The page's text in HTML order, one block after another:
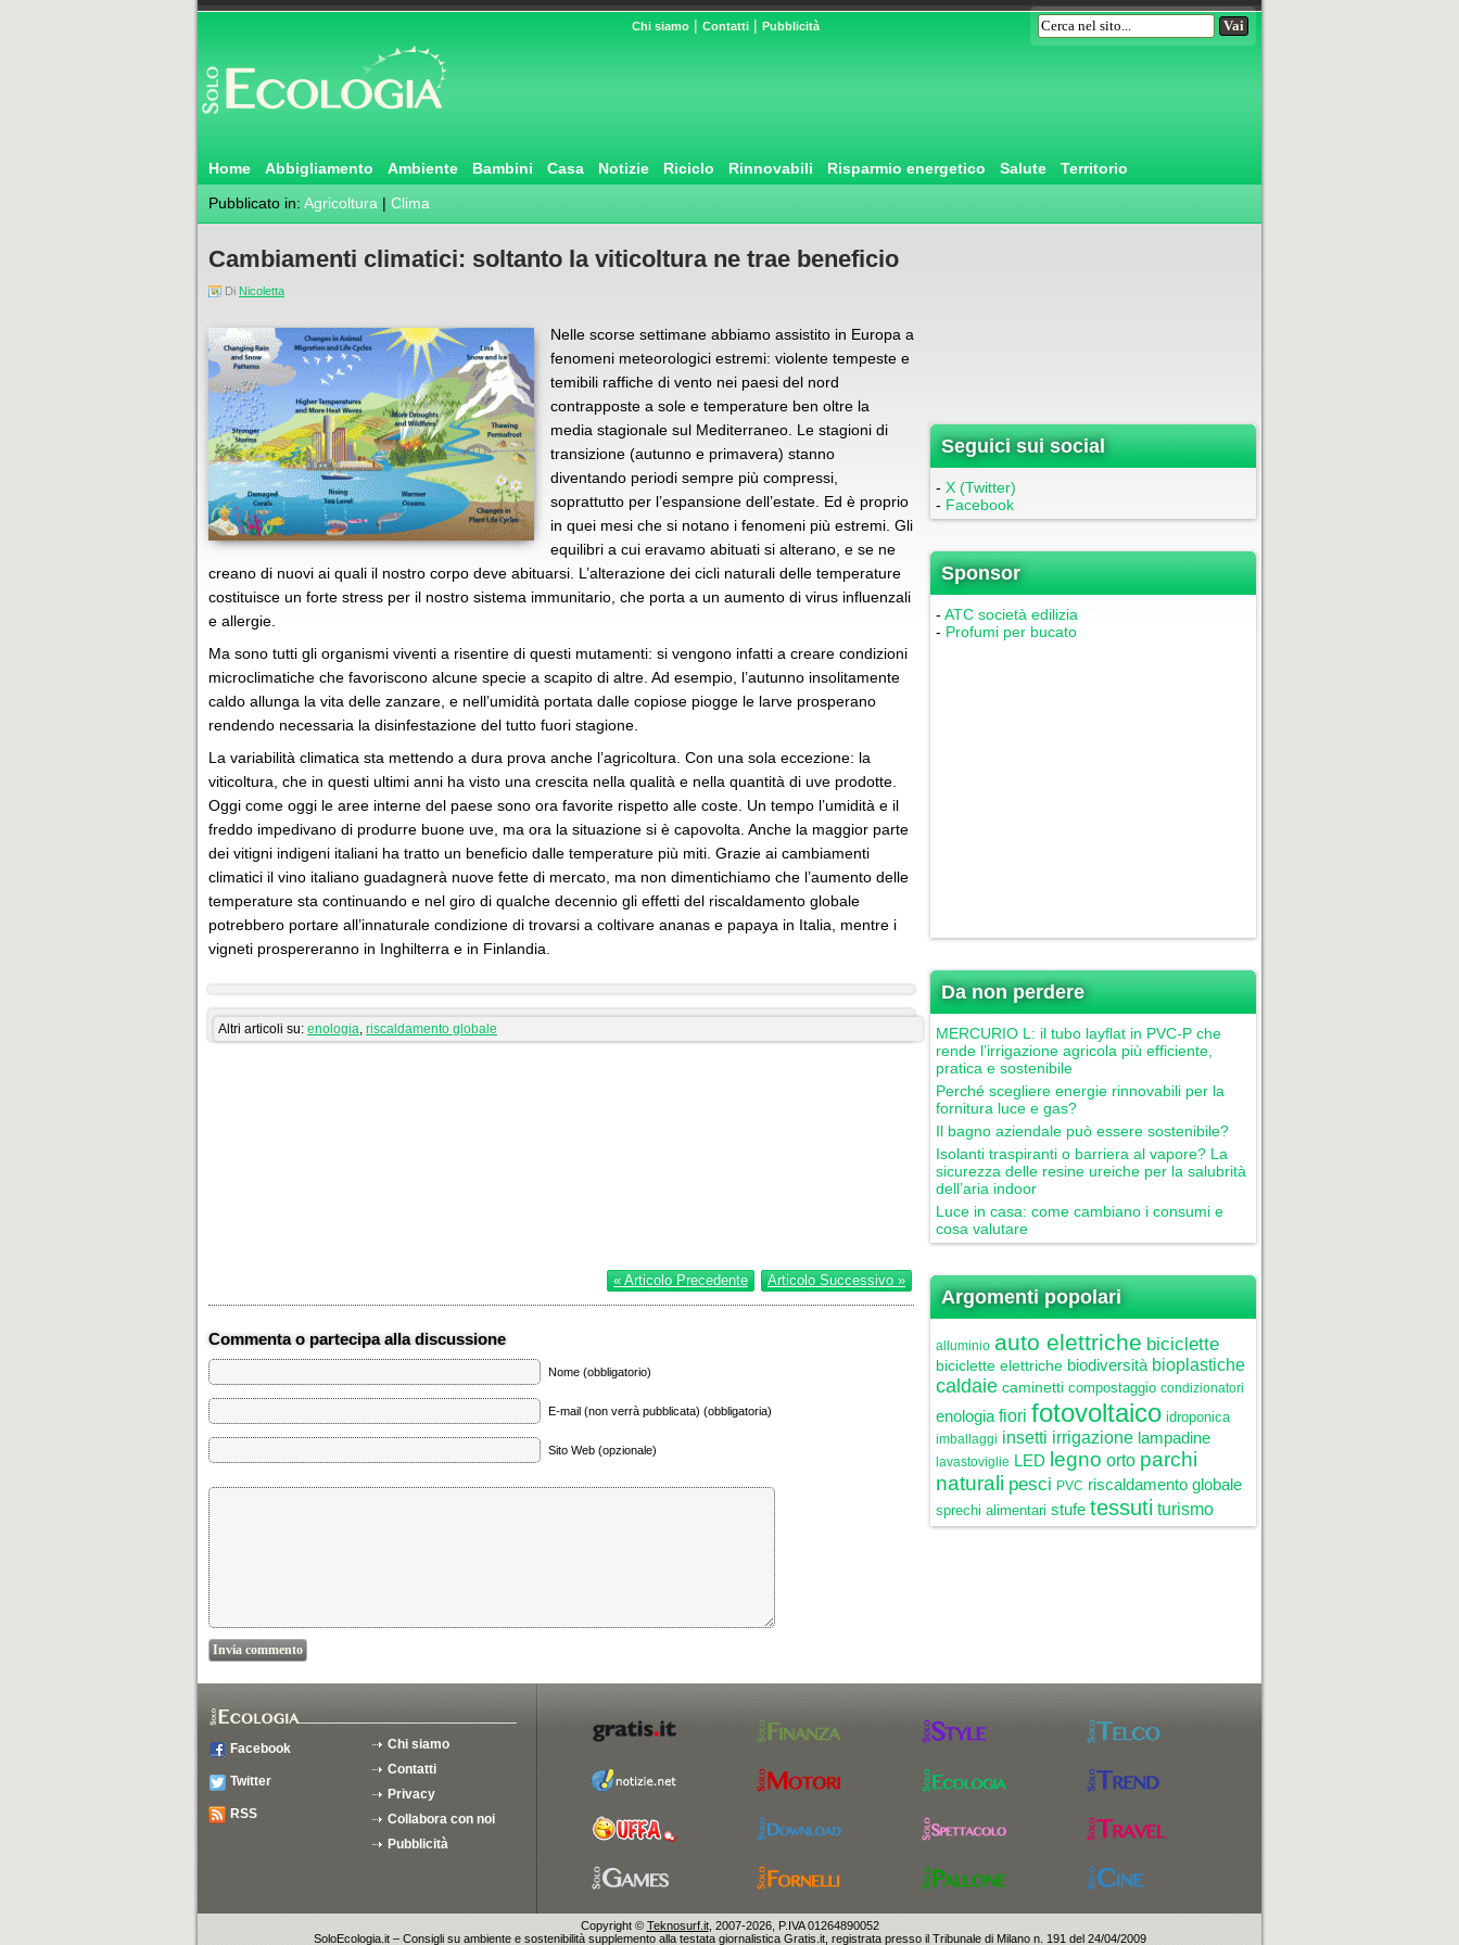
Chi siamo | Contatti | Pubblicità
Home Abbigliamento Ambiente Bambini Casa Notizie Riciclo Rinnovabili Risparmio energetico Salute
Territorio
Pubblicato in: Agricoltura | Clima
Cambiamenti climatici: soltanto la viticoltura ne trae beneficio
Di Nicoletta
Nelle scorse settimane abbiamo assistito in Europa a
fenomeni meteorologici estremi: violente tempeste e
temibili raffiche di vento nei paesi del nord
contrapposte a sole e temperature ben oltre la
media stagionale sul Mediterraneo. Le stagioni di
transizione (autunno e primavera) stanno
diventando periodi sempre più compressi,
soprattutto per l’espansione dell’estate. Ed è proprio
in quei mesi che si notano i fenomeni più estremi. Gli
equilibri a cui eravamo abituati si alterano, e se ne
creano di nuovi ai quali il nostro corpo deve abituarsi. L’alterazione dei cicli naturali delle temperature
costituisce un forte stress per il nostro sistema immunitario, che porta a un aumento di virus influenzali
e allergie.
Ma sono tutti gli organismi viventi a risentire di questi mutamenti: si vengono infatti a creare condizioni
microclimatiche che favoriscono alcune specie a scapito di altre. Ad esempio, l’autunno insolitamente
caldo allunga la vita delle zanzare, e nell’umidità portata dalle copiose piogge le larve prosperano
rendendo necessaria la disinfestazione del tutto fuori stagione.
La variabilità climatica sta mettendo a dura prova anche l’agricoltura. Con una sola eccezione: la
viticoltura, che in questi ultimi anni ha visto una crescita nella qualità e nella quantità di uve prodotte.
Oggi come oggi le aree interne del paese sono ora favorite rispetto alle coste. Un tempo l’umidità e il
freddo impedivano di produrre buone uve, ma ora la situazione si è capovolta. Anche la maggior parte
dei vitigni indigeni italiani ha tratto un beneficio dalle temperature più miti. Grazie ai cambiamenti
climatici il vino italiano guadagnerà nuove fette di mercato, ma non dimentichiamo che l’aumento delle
temperature sta continuando e nel giro di qualche decennio gli effetti del riscaldamento globale
potrebbero portare all’innaturale condizione di trovarsi a coltivare ananas e papaya in Italia, mentre i
vigneti prospereranno in Inghilterra e in Finlandia.
Altri articoli su: enologia, riscaldamento globale
« Articolo Precedente Articolo Successivo »
Commenta o partecipa alla discussione
Nome (obbligatorio)
E-mail (non verrà pubblicata) (obbligatoria)
Sito Web (opzionale)
Seguici sui social
- X (Twitter)
- Facebook
Sponsor
- ATC società edilizia
- Profumi per bucato
Da non perdere
MERCURIO L: il tubo layflat in PVC-P che
rende l’irrigazione agricola più efficiente,
pratica e sostenibile
Perché scegliere energie rinnovabili per la
fornitura luce e gas?
Il bagno aziendale può essere sostenibile?
Isolanti traspiranti o barriera al vapore? La
sicurezza delle resine ureiche per la salubrità
dell’aria indoor
Luce in casa: come cambiano i consumi e
cosa valutare
Argomenti popolari
alluminio auto elettriche biciclette
biciclette elettriche biodiversità bioplastiche
caldaie caminetti compostaggio condizionatori
enologia fiori fotovoltaico idroponica
imballaggi insetti irrigazione lampadine
lavastoviglie LED legno orto parchi
naturali pesci PVC riscaldamento globale
sprechi alimentari stufe tessuti turismo
Facebook
Twitter
RSS
Chi siamo
Contatti
Privacy
Collabora con noi
Pubblicità
Copyright © Teknosurf.it, 2007-2026, P.IVA 01264890052
SoloEcologia.it – Consigli su ambiente e sostenibilità supplemento alla testata giornalistica Gratis.it, registrata presso il Tribunale di Milano n. 191 del 24/04/2009